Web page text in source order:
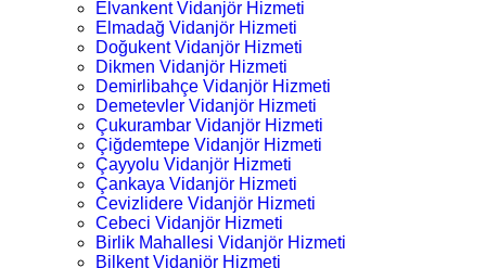
Elvankent Vidanjör Hizmeti
Elmadağ Vidanjör Hizmeti
Doğukent Vidanjör Hizmeti
Dikmen Vidanjör Hizmeti
Demirlibahçe Vidanjör Hizmeti
Demetevler Vidanjör Hizmeti
Çukurambar Vidanjör Hizmeti
Çiğdemtepe Vidanjör Hizmeti
Çayyolu Vidanjör Hizmeti
Çankaya Vidanjör Hizmeti
Cevizlidere Vidanjör Hizmeti
Cebeci Vidanjör Hizmeti
Birlik Mahallesi Vidanjör Hizmeti
Bilkent Vidanjör Hizmeti